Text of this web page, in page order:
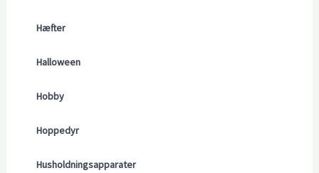
Hæfter
Halloween
Hobby
Hoppedyr
Husholdningsapparater